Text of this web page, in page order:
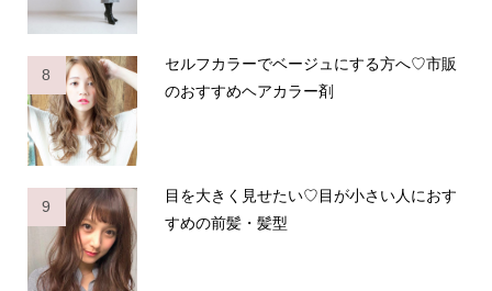
8
セルフカラーでベージュにする方へ♡市販
のおすすめヘアカラー剤
9
目を大きく見せたい♡目が小さい人におす
すめの前髪・髪型